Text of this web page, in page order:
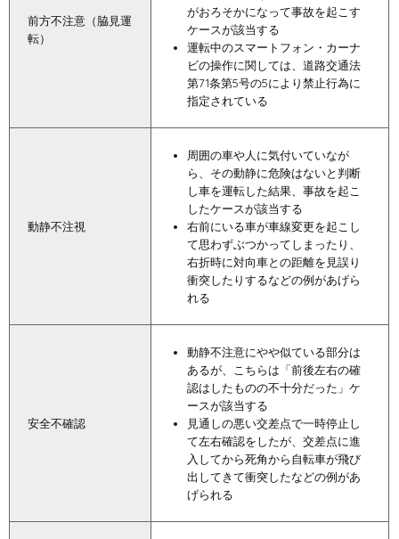
前方不注意（脇見運
転）
がおろそかになって事故を起こす
ケースが該当する
運転中のスマートフォン・カーナ
ビの操作に関しては、道路交通法
第71条第5号の5により禁止行為に
指定されている
動静不注視
周囲の車や人に気付いていなが
ら、その動静に危険はないと判断
し車を運転した結果、事故を起こ
したケースが該当する
右前にいる車が車線変更を起こし
て思わずぶつかってしまったり、
右折時に対向車との距離を見誤り
衝突したりするなどの例があげら
れる
安全不確認
動静不注意にやや似ている部分は
あるが、こちらは「前後左右の確
認はしたものの不十分だった」ケ
ースが該当する
見通しの悪い交差点で一時停止し
て左右確認をしたが、交差点に進
入してから死角から自転車が飛び
出してきて衝突したなどの例があ
げられる